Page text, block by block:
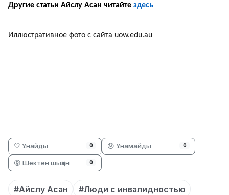
Другие статьи Айслу Асан читайте здесь
Иллюстративное фото с сайта uow.edu.au
🤍 Ұнайды 0 😞 Ұнамайды 0
😡 Шектен шыққан 0
#Айслу Асан
#Люди с инвалидностью